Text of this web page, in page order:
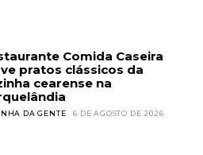
Comida Caseira
pratos clássicos da
cearense na
DA GENTE 6 DE AGOSTO DE 2026